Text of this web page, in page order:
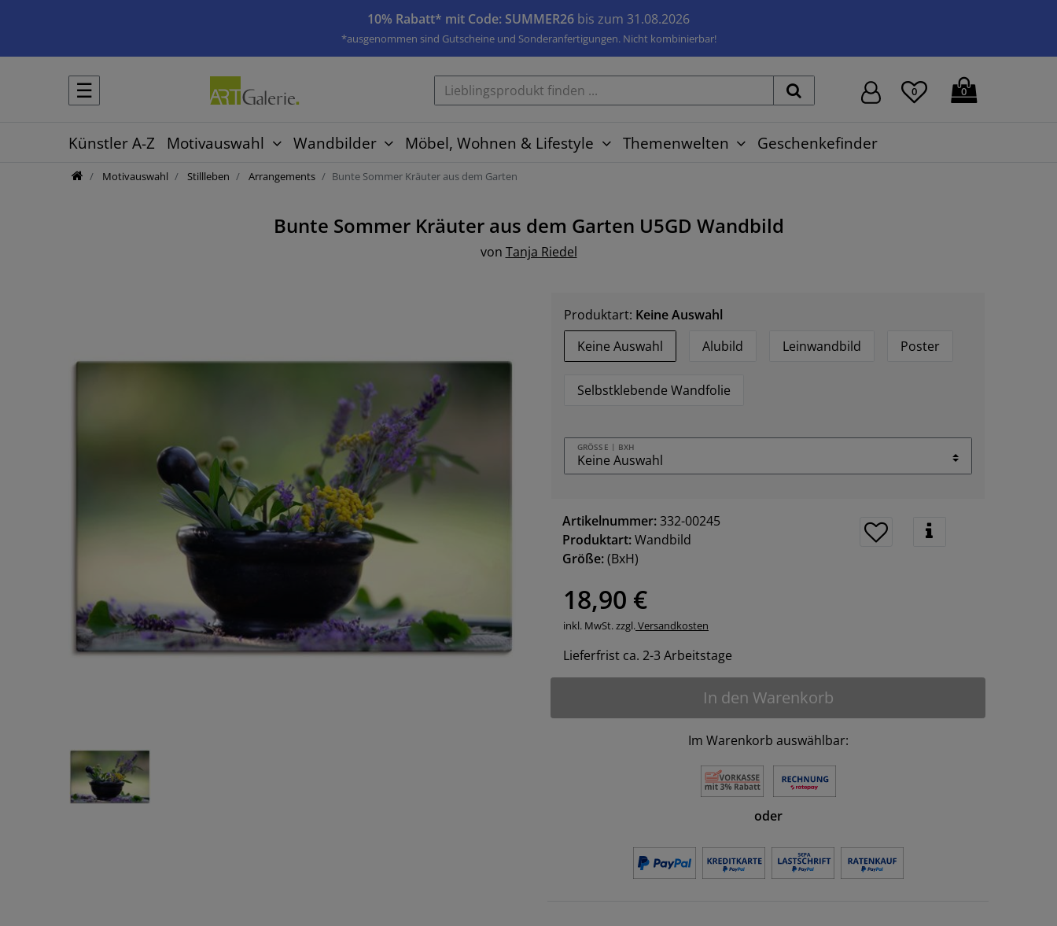
10% Rabatt* mit Code: SUMMER26 bis zum 31.08.2026
*ausgenommen sind Gutscheine und Sonderanfertigungen. Nicht kombinierbar!
☰ 0 0
Künstler A-Z Motivauswahl Wandbilder Möbel, Wohnen & Lifestyle Themenwelten Geschenkefinder
Motivauswahl Stillleben Arrangements Bunte Sommer Kräuter aus dem Garten
Bunte Sommer Kräuter aus dem Garten U5GD Wandbild
von Tanja Riedel
Produktart: Keine Auswahl
Keine Auswahl
Alubild Leinwandbild Poster
Selbstklebende Wandfolie
GRÖSSE | BXH
Artikelnummer:332-00245
Produktart:Wandbild
Größe:(BxH)
18,90 €
inkl. MwSt. zzgl. Versandkosten
Lieferfrist ca. 2-3 Arbeitstage
In den Warenkorb
Im Warenkorb auswählbar:
oder